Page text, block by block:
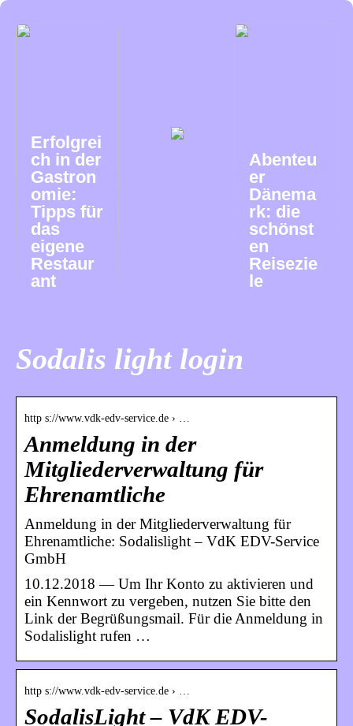
Erfolgrei
ch in der
Gastron
omie:
Tipps für
das
eigene
Restaur
ant
Abenteu
er
Dänema
rk: die
schönst
en
Reisezie
le
Sodalis light login
http s://www.vdk-edv-service.de › …
Anmeldung in der
Mitgliederverwaltung für
Ehrenamtliche
Anmeldung in der Mitgliederverwaltung für
Ehrenamtliche: Sodalislight – VdK EDV-Service
GmbH
10.12.2018 — Um Ihr Konto zu aktivieren und
ein Kennwort zu vergeben, nutzen Sie bitte den
Link der Begrüßungsmail. Für die Anmeldung in
Sodalislight rufen …
http s://www.vdk-edv-service.de › …
SodalisLight – VdK EDV-